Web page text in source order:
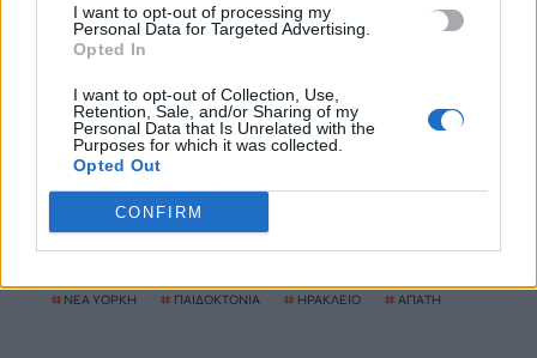
I want to opt-out of processing my
Personal Data for Targeted Advertising.
Opted In
I want to opt-out of Collection, Use,
Retention, Sale, and/or Sharing of my
Personal Data that Is Unrelated with the
Purposes for which it was collected.
Opted Out
CONFIRM
Ηράκλειο: Συνεχίζεται η ασφαλτόστρωση της λ. Ικάρου
6 Αυγούστου, 2026
Δήμος Βιάννου: Οι ώρες και οι μέρες λειτουργίας του
Γραφείου Δακοκτονίας
6 Αυγούστου, 2026
TRENDING
# ΝΈΑ ΥΌΡΚΗ # ΠΑΙΔΟΚΤΟΝΙΑ # ΗΡΑΚΛΕΙΟ # ΑΠΑΤΗ